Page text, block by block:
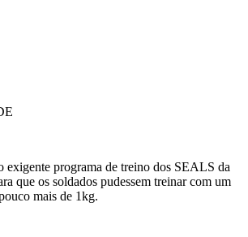
exigente programa de treino dos SEALS da
que os soldados pudessem treinar com um
mais de 1kg.